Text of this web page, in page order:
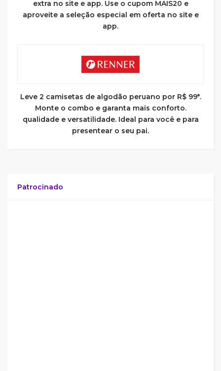
extra no site e app. Use o cupom MAIS20 e
aproveite a seleção especial em oferta no site e
app.
Leve 2 camisetas de algodão peruano por R$ 99*.
Monte o combo e garanta mais conforto.
qualidade e versatilidade. Ideal para você e para
presentear o seu pai.
Patrocinado